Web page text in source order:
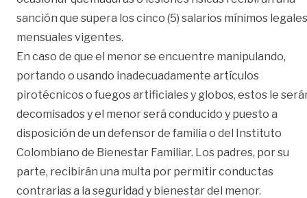
sanción que supera los cinco (5) salarios mínimos legales
mensuales vigentes.
En caso de que el menor se encuentre manipulando,
portando o usando inadecuadamente artículos
pirotécnicos o fuegos artificiales y globos, estos le
decomisados y el menor será conducido y puesto a
disposición de un defensor de familia o del Instituto
Colombiano de Bienestar Familiar. Los padres, por su
parte, recibirán una multa por permitir conductas
contrarias a la seguridad y bienestar del menor.